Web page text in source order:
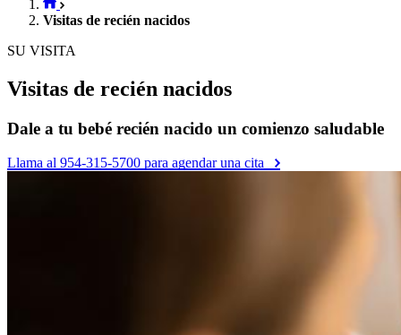
Visitas de recién nacidos
SU VISITA
Visitas de recién nacidos
Dale a tu bebé recién nacido un comienzo saludable
Llama al 954-315-5700 para agendar una cita